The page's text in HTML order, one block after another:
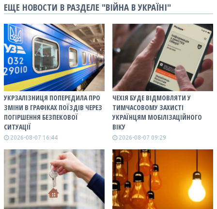
ЕЩЕ НОВОСТИ В РАЗДЕЛЕ "ВІЙНА В УКРАЇНІ"
УКРЗАЛІЗНИЦЯ ПОПЕРЕДИЛА ПРО
ЗМІНИ В ГРАФІКАХ ПОЇЗДІВ ЧЕРЕЗ
ПОГІРШЕННЯ БЕЗПЕКОВОЇ
СИТУАЦІЇ
2026-08-07 16:44
ЧЕХІЯ БУДЕ ВІДМОВЛЯТИ У
ТИМЧАСОВОМУ ЗАХИСТІ
УКРАЇНЦЯМ МОБІЛІЗАЦІЙНОГО
ВІКУ
2026-08-07 09:29